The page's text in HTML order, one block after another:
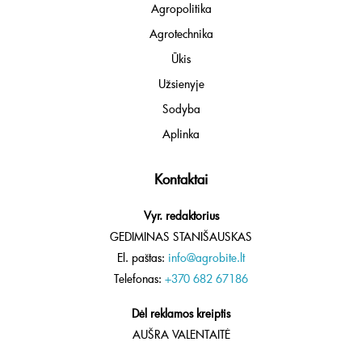
Agropolitika
Agrotechnika
Ūkis
Užsienyje
Sodyba
Aplinka
Kontaktai
Vyr. redaktorius
GEDIMINAS STANIŠAUSKAS
El. paštas: info@agrobite.lt
Telefonas: +370 682 67186
Dėl reklamos kreiptis
AUŠRA VALENTAITĖ